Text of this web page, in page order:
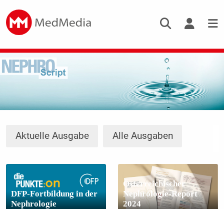
Aktuelle Ausgabe Alle Ausgaben
DFP-Fortbildung in der
Nephrologie
Österreichischer
Nephrologie-Report
2024